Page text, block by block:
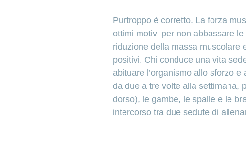
Purtroppo è corretto. La forza
ottimi motivi per non abbassare
riduzione della massa muscolare
positivi. Chi conduce una vita
abituare l’organismo allo sforzo
da due a tre volte alla settimana,
dorso), le gambe, le spalle e le
intercorso tra due sedute di